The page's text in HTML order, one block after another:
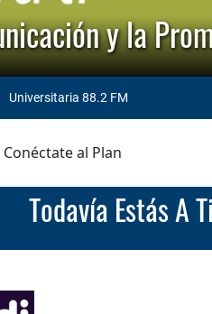
y la
Universitaria 88.2 FM
al Plan
Todavía Estás A